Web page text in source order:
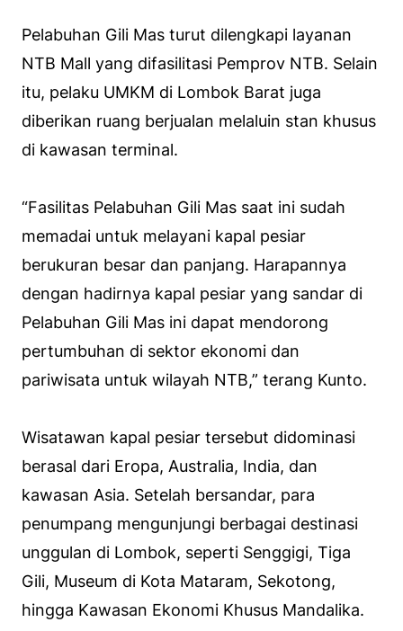
Pelabuhan Gili Mas turut dilengkapi layanan
NTB Mall yang difasilitasi Pemprov NTB. Selain
itu, pelaku UMKM di Lombok Barat juga
diberikan ruang berjualan melaluin stan khusus
di kawasan terminal.
“Fasilitas Pelabuhan Gili Mas saat ini sudah
memadai untuk melayani kapal pesiar
berukuran besar dan panjang. Harapannya
dengan hadirnya kapal pesiar yang sandar di
Pelabuhan Gili Mas ini dapat mendorong
pertumbuhan di sektor ekonomi dan
pariwisata untuk wilayah NTB,” terang Kunto.
Wisatawan kapal pesiar tersebut didominasi
berasal dari Eropa, Australia, India, dan
kawasan Asia. Setelah bersandar, para
penumpang mengunjungi berbagai destinasi
unggulan di Lombok, seperti Senggigi, Tiga
Gili, Museum di Kota Mataram, Sekotong,
hingga Kawasan Ekonomi Khusus Mandalika.